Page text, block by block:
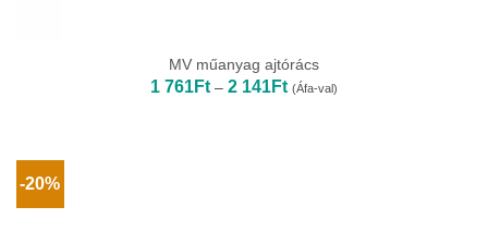
MV műanyag ajtórács
1 761Ft – 2 141FtÁrtartomány:
1
(Áfa-val)
-20%